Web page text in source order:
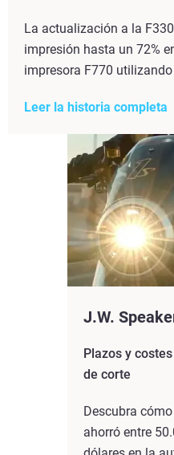
La actualización a la
impresión hasta un 72%
impresora F770
Leer la historia completa
J.W.
Plazos y
de corte
Descubra
ahorró entre